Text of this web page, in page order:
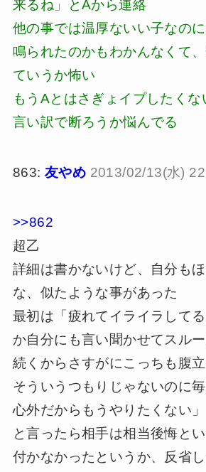
来るね」とAから連絡
他の事では温厚ないい子なの
鳴られたのかもわかんなくて
ていうか怖い
もうAとはさぎょイプしたく
言い訳で断ろうか悩んでる
863: 友やめ 2013/02/13(水)
>>862
超乙
詳細は書かないけど、自分も
な、似たような事があった
最初は「疲れてイライラして
か自分にも言い聞かせてスル
続くからさすがにこっちも腹
そういうつもりじゃないのに
心外だからもうやりたくない」
と言ったら相手は相当後悔と
付かなかったというか、反省